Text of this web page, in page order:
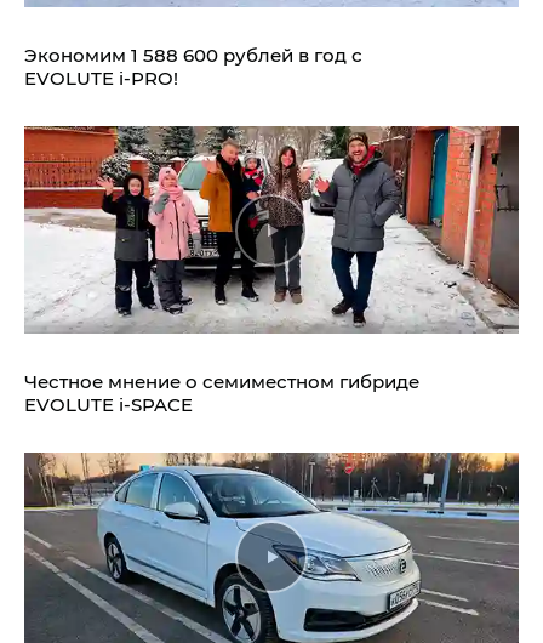
Экономим 1 588 600 рублей в год с
EVOLUTE i‑PRO!
Честное мнение о семиместном гибриде
EVOLUTE i‑SPACE